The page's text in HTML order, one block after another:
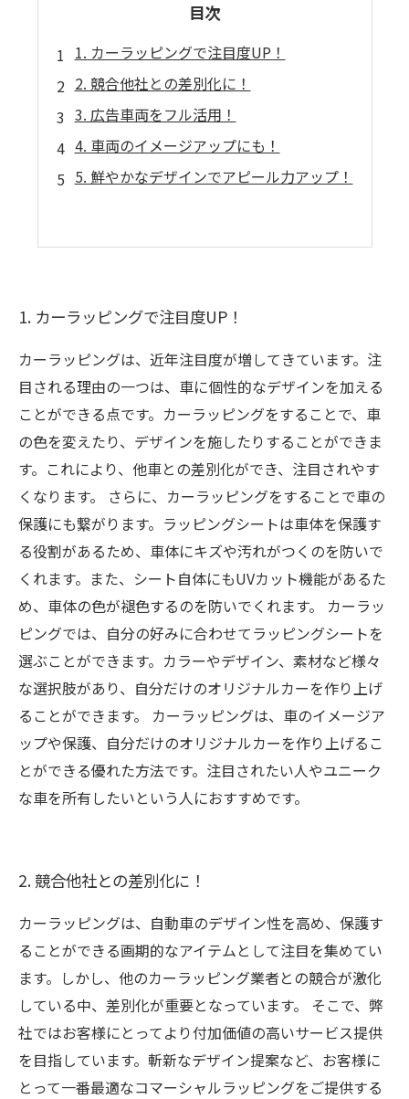
目次
1. カーラッピングで注目度UP！
2. 競合他社との差別化に！
3. 広告車両をフル活用！
4. 車両のイメージアップにも！
5. 鮮やかなデザインでアピール力アップ！
1. カーラッピングで注目度UP！
カーラッピングは、近年注目度が増してきています。注
目される理由の一つは、車に個性的なデザインを加える
ことができる点です。カーラッピングをすることで、車
の色を変えたり、デザインを施したりすることができま
す。これにより、他車との差別化ができ、注目されやす
くなります。 さらに、カーラッピングをすることで車の
保護にも繋がります。ラッピングシートは車体を保護す
る役割があるため、車体にキズや汚れがつくのを防いで
くれます。また、シート自体にもUVカット機能があるた
め、車体の色が褪色するのを防いでくれます。 カーラッ
ピングでは、自分の好みに合わせてラッピングシートを
選ぶことができます。カラーやデザイン、素材など様々
な選択肢があり、自分だけのオリジナルカーを作り上げ
ることができます。 カーラッピングは、車のイメージア
ップや保護、自分だけのオリジナルカーを作り上げるこ
とができる優れた方法です。注目されたい人やユニーク
な車を所有したいという人におすすめです。
2. 競合他社との差別化に！
カーラッピングは、自動車のデザイン性を高め、保護す
ることができる画期的なアイテムとして注目を集めてい
ます。しかし、他のカーラッピング業者との競合が激化
している中、差別化が重要となっています。 そこで、弊
社ではお客様にとってより付加価値の高いサービス提供
を目指しています。斬新なデザイン提案など、お客様に
とって一番最適なコマーシャルラッピングをご提供する